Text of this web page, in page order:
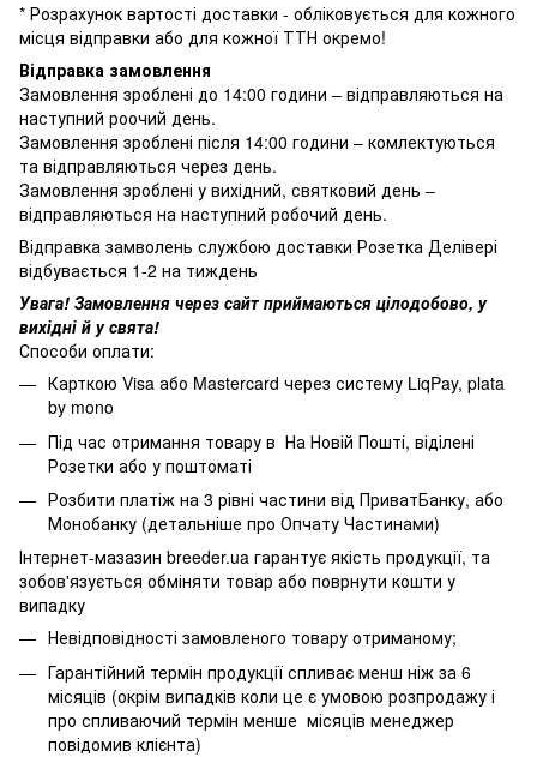
* Розрахунок вартості доставки - обліковується для кожного
місця відправки або для кожної ТТН окремо!
Відправка замовлення
Замовлення зроблені до 14:00 години – відправляються на
наступний роочий день.
Замовлення зроблені після 14:00 години – комлектуються
та відправляються через день.
Замовлення зроблені у вихідний, святковий день –
відправляються на наступний робочий день.
Відправка замволень службою доставки Розетка Делівері
відбувається 1-2 на тиждень
Увага! Замовлення через сайт приймаються цілодобово, у
вихідні й у свята!
Способи оплати:
Карткою Visa або Mastercard через систему LiqPay, plata
by mono
Під час отримання товару в На Новій Пошті, віділені
Розетки або у поштоматі
Розбити платіж на 3 рівні частини від ПриватБанку, або
Монобанку (детальніше про Опчату Частинами)
Інтернет-мазазин breeder.ua гарантує якість продукції, та
зобов'язується обміняти товар або поврнути кошти у
випадку
Невідповідності замовленого товару отриманому;
Гарантійний термін продукції спливає менш ніж за 6
місяців (окрім випадків коли це є умовою розпродажу і
про спливаючий термін менше місяців менеджер
повідомив клієнта)